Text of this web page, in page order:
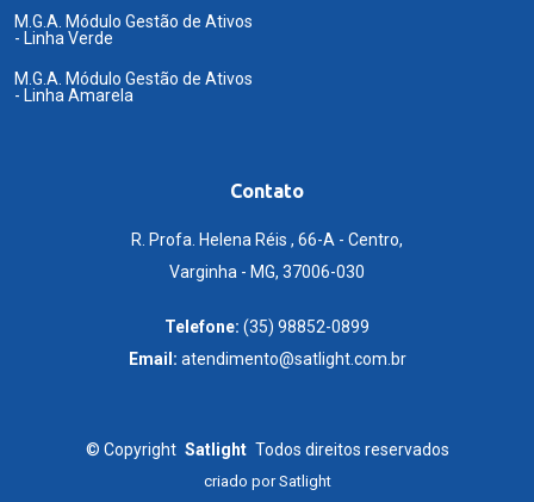
M.G.A. Módulo Gestão de Ativos
- Linha Verde
M.G.A. Módulo Gestão de Ativos
- Linha Amarela
Contato
R. Profa. Helena Réis , 66-A - Centro,
Varginha - MG, 37006-030
Telefone: (35) 98852-0899
Email: atendimento@satlight.com.br
© Copyright Satlight Todos direitos reservados
criado porSatlight